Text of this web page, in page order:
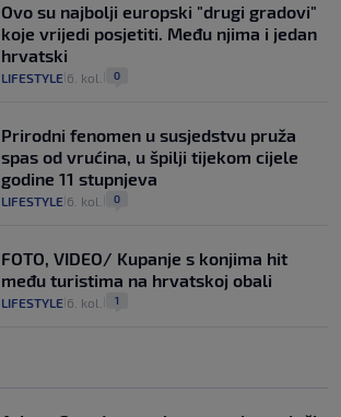
Ovo su najbolji europski "drugi gradovi"
koje vrijedi posjetiti. Među njima i jedan
hrvatski
LIFESTYLE 6. kol. 0
Prirodni fenomen u susjedstvu pruža
spas od vrućina, u špilji tijekom cijele
godine 11 stupnjeva
LIFESTYLE 6. kol. 0
FOTO, VIDEO/ Kupanje s konjima hit
među turistima na hrvatskoj obali
LIFESTYLE 6. kol. 1